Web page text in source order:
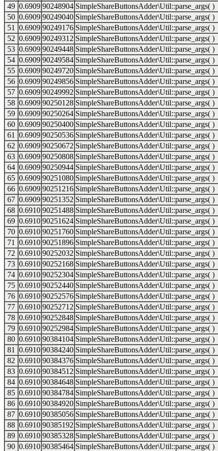
49 0.6909 90248904 SimpleShareButtonsAdder\Util::parse_args( )
50 0.6909 90249040 SimpleShareButtonsAdder\Util::parse_args( )
51
0.6909 90249176 SimpleShareButtonsAdder\Util::parse_args( )
52 0.6909 90249312 SimpleShareButtonsAdder\Util::parse_args( )
53 0.6909 90249448 SimpleShareButtonsAdder\Util::parse_args( )
54 0.6909 90249584 SimpleShareButtonsAdder\Util::parse_args( )
55 0.6909 90249720 SimpleShareButtonsAdder\Util::parse_args( )
56 0.6909 90249856 SimpleShareButtonsAdder\Util::parse_args( )
57 0.6909 90249992 SimpleShareButtonsAdder\Util::parse_args( )
58 0.6909 90250128 SimpleShareButtonsAdder\Util::parse_args( )
59 0.6909 90250264 SimpleShareButtonsAdder\Util::parse_args( )
60 0.6909 90250400 SimpleShareButtonsAdder\Util::parse_args( )
61
0.6909 90250536 SimpleShareButtonsAdder\Util::parse_args( )
62 0.6909 90250672 SimpleShareButtonsAdder\Util::parse_args( )
63 0.6909 90250808 SimpleShareButtonsAdder\Util::parse_args( )
64 0.6909 90250944 SimpleShareButtonsAdder\Util::parse_args( )
65 0.6909 90251080 SimpleShareButtonsAdder\Util::parse_args( )
66 0.6909 90251216 SimpleShareButtonsAdder\Util::parse_args( )
67 0.6909 90251352 SimpleShareButtonsAdder\Util::parse_args( )
68 0.6910 90251488 SimpleShareButtonsAdder\Util::parse_args( )
69 0.6910 90251624 SimpleShareButtonsAdder\Util::parse_args( )
70 0.6910 90251760 SimpleShareButtonsAdder\Util::parse_args( )
71
0.6910 90251896 SimpleShareButtonsAdder\Util::parse_args( )
72 0.6910 90252032 SimpleShareButtonsAdder\Util::parse_args( )
73 0.6910 90252168 SimpleShareButtonsAdder\Util::parse_args( )
74 0.6910 90252304 SimpleShareButtonsAdder\Util::parse_args( )
75 0.6910 90252440 SimpleShareButtonsAdder\Util::parse_args( )
76 0.6910 90252576 SimpleShareButtonsAdder\Util::parse_args( )
77 0.6910 90252712 SimpleShareButtonsAdder\Util::parse_args( )
78 0.6910 90252848 SimpleShareButtonsAdder\Util::parse_args( )
79 0.6910 90252984 SimpleShareButtonsAdder\Util::parse_args( )
80 0.6910 90384104 SimpleShareButtonsAdder\Util::parse_args( )
81
0.6910 90384240 SimpleShareButtonsAdder\Util::parse_args( )
82 0.6910 90384376 SimpleShareButtonsAdder\Util::parse_args( )
83 0.6910 90384512 SimpleShareButtonsAdder\Util::parse_args( )
84 0.6910 90384648 SimpleShareButtonsAdder\Util::parse_args( )
85 0.6910 90384784 SimpleShareButtonsAdder\Util::parse_args( )
86 0.6910 90384920 SimpleShareButtonsAdder\Util::parse_args( )
87 0.6910 90385056 SimpleShareButtonsAdder\Util::parse_args( )
88 0.6910 90385192 SimpleShareButtonsAdder\Util::parse_args( )
89 0.6910 90385328 SimpleShareButtonsAdder\Util::parse_args( )
90 0.6910 90385464 SimpleShareButtonsAdder\Util::parse_args( )